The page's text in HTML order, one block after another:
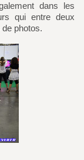
dans les
qui entre deux
photos.